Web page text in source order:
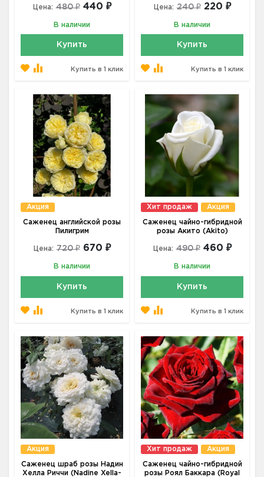
Цена: 480 ₽ 440 ₽
В наличии
Купить
Купить в 1 клик
Цена: 240 ₽ 220 ₽
В наличии
Купить
Купить в 1 клик
Акция
Саженец английской розы
Пилигрим
Цена: 720 ₽ 670 ₽
В наличии
Купить
Купить в 1 клик
Хит продаж Акция
Саженец чайно-гибридной
розы Акито (Akito)
Цена: 490 ₽ 460 ₽
В наличии
Купить
Купить в 1 клик
Акция
Саженец шраб розы Надин
Хелла Риччи (Nadine Xella-
Хит продаж Акция
Саженец чайно-гибридной
розы Роял Баккара (Royal